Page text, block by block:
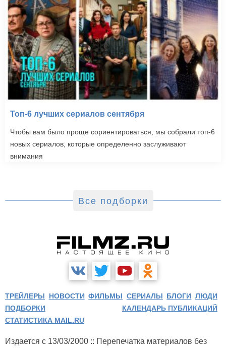
Топ-6 лучших сериалов сентября
Чтобы вам было проще сориентироваться, мы собрали топ-6
новых сериалов, которые определенно заслуживают
внимания
Все подборки
ТРЕЙЛЕРЫ НОВОСТИ ФИЛЬМЫ СЕРИАЛЫ БЛОГИ ЛЮДИ
ПОДБОРКИ
КАЛЕНДАРЬ ПУБЛИКАЦИЙ
СТАТИСТИКА MAIL.RU
Издается с 13/03/2000 :: Перепечатка материалов без